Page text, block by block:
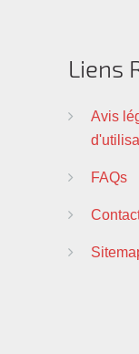
Liens
Avis
FAQs